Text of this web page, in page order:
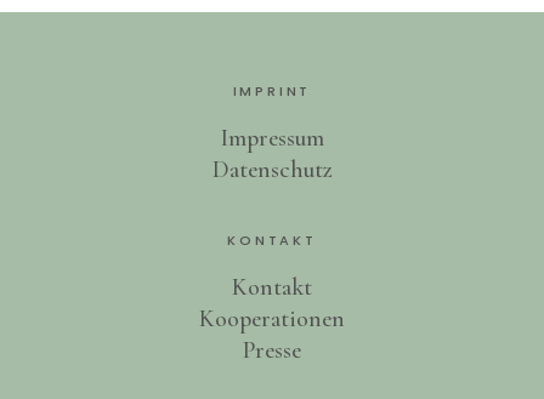
IMPRINT
Impressum
Datenschutz
KONTAKT
Kontakt
Kooperationen
Presse